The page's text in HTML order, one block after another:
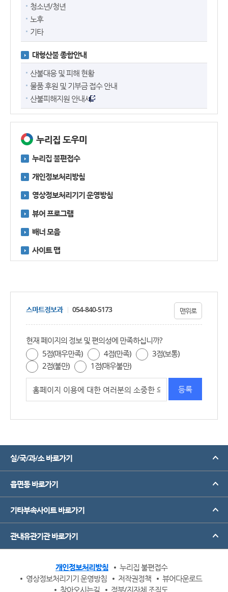
청소년/청년
노후
기타
대형산불 종합안내
산불대응 및 피해 현황
물품 후원 및 기부금 접수 안내
산불피해지원 안내서
누리집 도우미
누리집 불편접수
개인정보처리방침
영상정보처리기기 운영방침
뷰어 프로그램
배너 모음
사이트 맵
스마트정보과 054-840-5173 맨위로
현재 페이지의 정보 및 편의성에 만족하십니까?
5점(매우만족)
4점(만족)
3점(보통)
2점(불만)
1점(매우불만)
실/국/과/소 바로가기
읍면동 바로가기
기타부속사이트 바로가기
관내유관기관 바로가기
개인정보처리방침
누리집 불편접수
영상정보처리기기 운영방침
저작권정책
뷰어다운로드
찾아오시는길
정부/지자체 조직도